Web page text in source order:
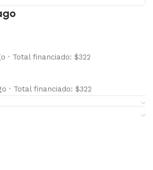
· Total financiado: $322
· Total financiado: $322